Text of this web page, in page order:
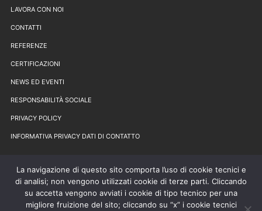
LAVORA CON NOI
CONTATTI
REFERENZE
CERTIFICAZIONI
NEWS ED EVENTI
RESPONSABILITÀ SOCIALE
PRIVACY POLICY
INFORMATIVA PRIVACY DATI DI CONTATTO
La navigazione di questo sito comporta l’uso di cookie tecnici e
di analisi; non vengono utilizzati cookie di terze parti. Cliccando
su accetta vengono avviati i cookie di tipo tecnico per una
migliore fruizione del sito; cliccando su “x” i cookie tecnici